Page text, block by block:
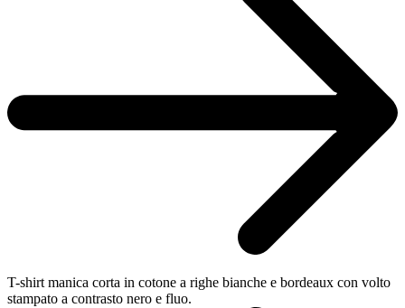
T-shirt manica corta in cotone a righe bianche e bordeaux con volto
stampato a contrasto nero e fluo.